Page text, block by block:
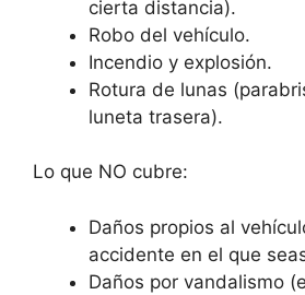
cierta distancia).
Robo del vehículo.
Incendio y explosión.
Rotura de lunas
luneta trasera).
Lo que NO cubre:
Daños propios al
accidente en el que
Daños por vandalismo